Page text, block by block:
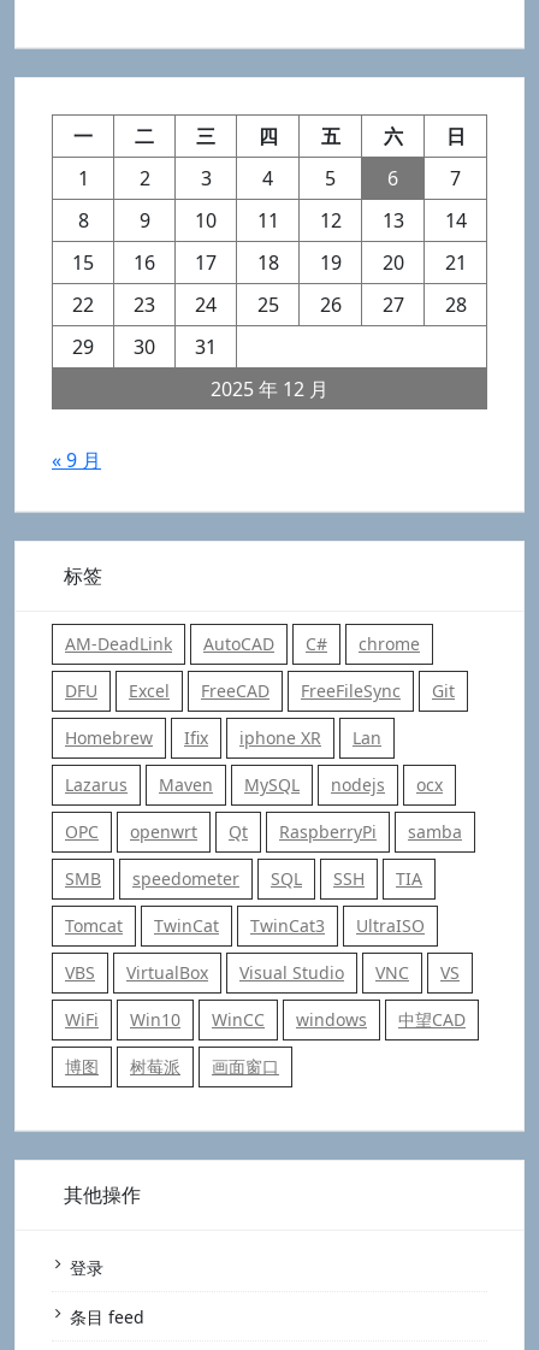
2025 年 12 月
一 二 三 四 五 六
日
1
2 3 4 5 6
7
8
9 10 11 12 13
14
15
16 17 18 19 20
21
22
23 24 25 26 27
28
29
30 31
« 9 月
标签
AM-DeadLink AutoCAD C# chrome
DFU Excel FreeCAD FreeFileSync Git
Homebrew Ifix iphone XR Lan
Lazarus Maven MySQL nodejs ocx
OPC openwrt Qt RaspberryPi samba
SMB speedometer SQL SSH TIA
Tomcat TwinCat TwinCat3 UltraISO
VBS VirtualBox Visual Studio VNC VS
WiFi Win10 WinCC windows 中望CAD
博图 树莓派 画面窗口
其他操作
登录
条目 feed